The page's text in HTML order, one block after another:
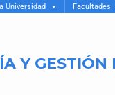
Universidad Facultades
Y GESTIÓN